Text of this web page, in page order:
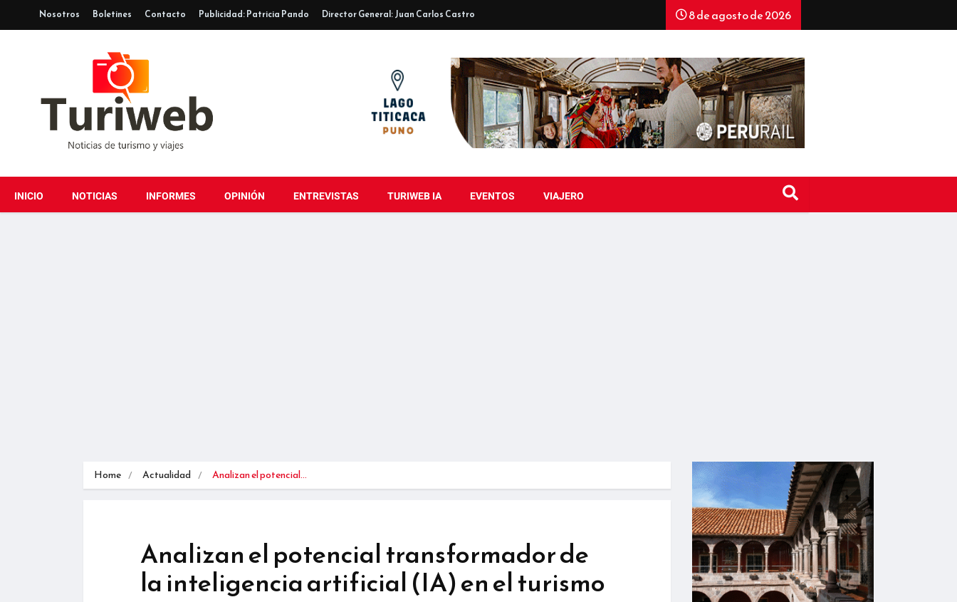
Nosotros Boletines Contacto Publicidad: Patricia Pando Director General: Juan Carlos Castro 8 de agosto de 2026
INICIO NOTICIAS INFORMES OPINIÓN ENTREVISTAS TURIWEB IA EVENTOS VIAJERO
Home Actualidad Analizan el potencial…
Analizan el potencial transformador de
la inteligencia artificial (IA) en el turismo